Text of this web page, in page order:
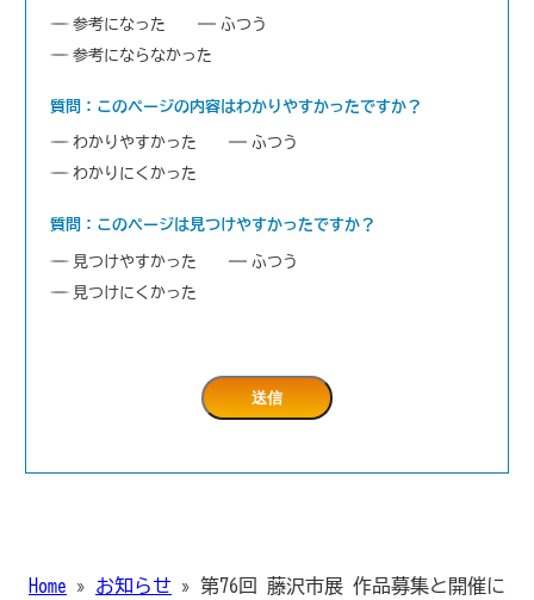
参考になった
ふつう
参考にならなかった
質問：このページの内容はわかりやすかったですか？
わかりやすかった
ふつう
わかりにくかった
質問：このページは見つけやすかったですか？
見つけやすかった
ふつう
見つけにくかった
Home » お知らせ » 第76回 藤沢市展 作品募集と開催に